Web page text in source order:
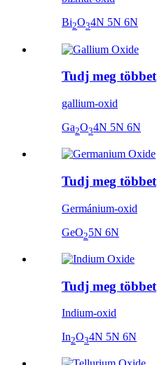
Bi2O34N 5N 6N
Tudj meg többet
gallium-oxid
Ga2O34N 5N 6N
Tudj meg többet
Germánium-oxid
GeO25N 6N
Tudj meg többet
Indium-oxid
In2O34N 5N 6N